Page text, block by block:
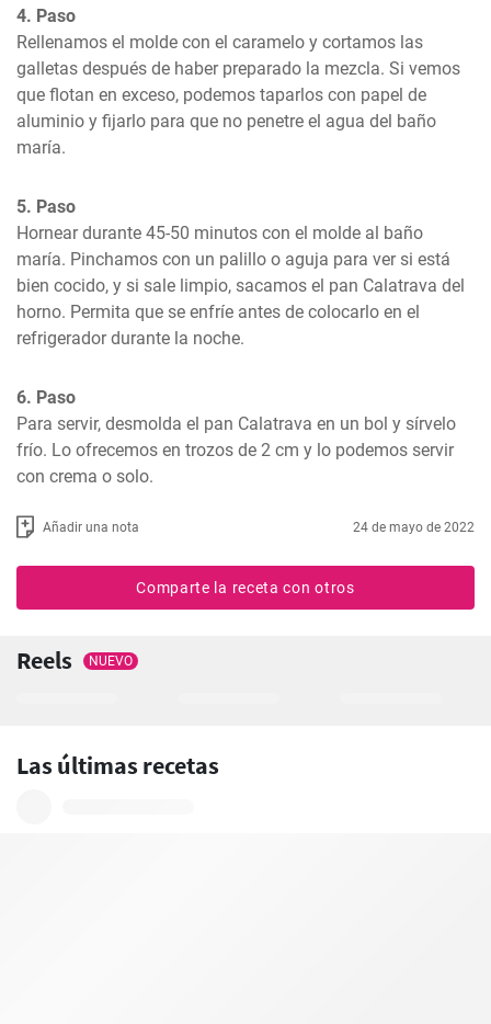
4. Paso
Rellenamos el molde con el caramelo y cortamos las
galletas después de haber preparado la mezcla. Si vemos
que flotan en exceso, podemos taparlos con papel de
aluminio y fijarlo para que no penetre el agua del baño
maría.
5. Paso
Hornear durante 45-50 minutos con el molde al baño
maría. Pinchamos con un palillo o aguja para ver si está
bien cocido, y si sale limpio, sacamos el pan Calatrava del
horno. Permita que se enfríe antes de colocarlo en el
refrigerador durante la noche.
6. Paso
Para servir, desmolda el pan Calatrava en un bol y sírvelo
frío. Lo ofrecemos en trozos de 2 cm y lo podemos servir
con crema o solo.
Añadir una nota 24 de mayo de 2022
Comparte la receta con otros
Reels NUEVO
Las últimas recetas